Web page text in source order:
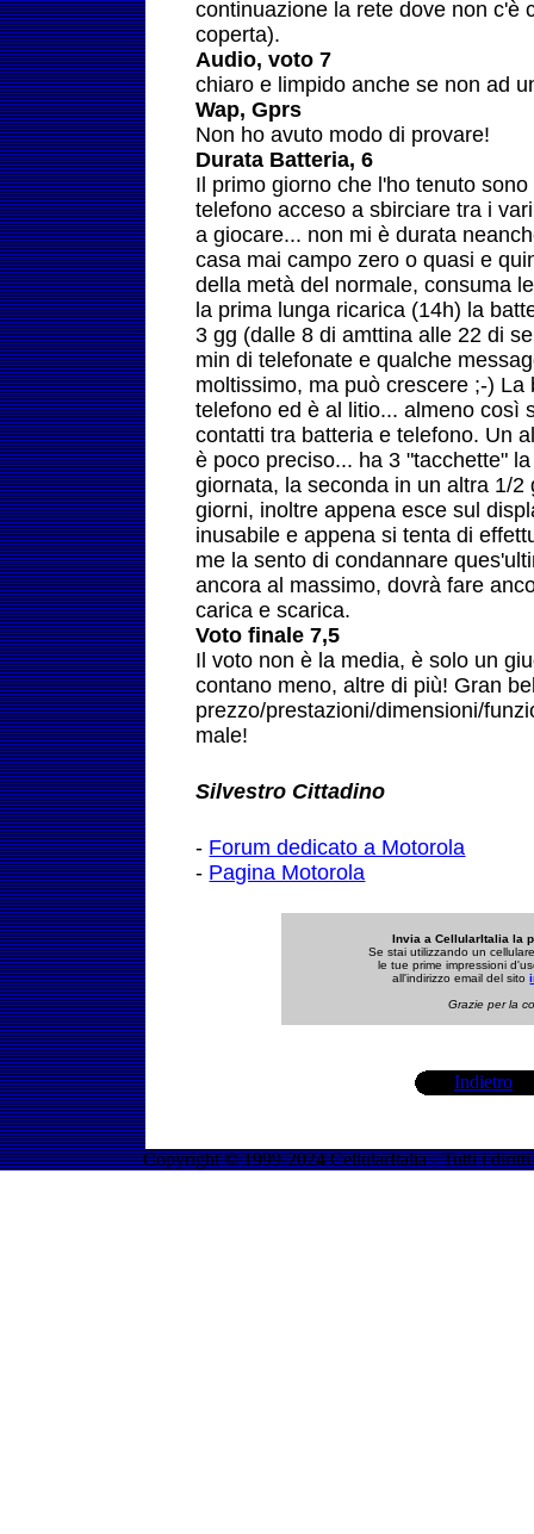
continuazione la rete dove non c'è
coperta).
Audio, voto 7
chiaro e limpido anche se non ad
Wap, Gprs
Non ho avuto modo di provare!
Durata Batteria, 6
Il primo giorno che l'ho tenuto
telefono acceso a sbirciare tra i
a giocare... non mi è durata
casa mai campo zero o quasi e
della metà del normale, consuma
la prima lunga ricarica (14h) la
3 gg (dalle 8 di amttina alle 22 di
min di telefonate e qualche
moltissimo, ma può crescere ;-)
telefono ed è al litio... almeno così
contatti tra batteria e telefono. Un
è poco preciso... ha 3 "tacchette"
giornata, la seconda in un altra 1/
giorni, inoltre appena esce sul
inusabile e appena si tenta di
me la sento di condannare
ancora al massimo, dovrà fare
carica e scarica.
Voto finale 7,5
Il voto non è la media, è solo un
contano meno, altre di più! Gran
prezzo/prestazioni/dimensioni/
male!
Silvestro Cittadino
- Forum dedicato a Motorola
- Pagina Motorola
Invia a CellularItalia la
Se stai utilizzando un
le tue prime impressioni
all'indirizzo email del sito
Grazie per la
Indietro
Copyright © 1999-2024 CellularItalia - Tutti i diritti